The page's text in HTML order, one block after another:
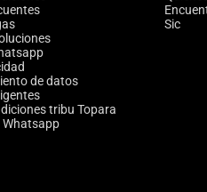
de datos
tribu Topara
Whatsapp
Sic